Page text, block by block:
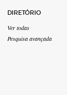
DIRETÓRIO
Ver todas
Pesquisa avançada